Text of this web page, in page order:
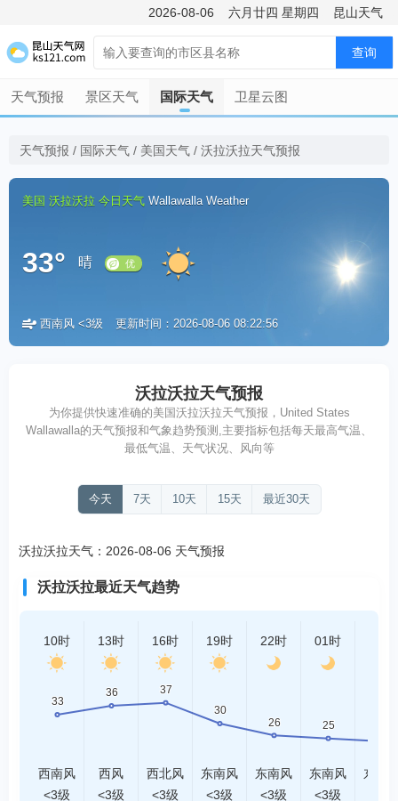
2026-08-06 六月廿四 星期四 昆山天气
查询
天气预报 景区天气 国际天气 卫星云图
天气预报 / 国际天气 / 美国天气 / 沃拉沃拉天气预报
美国 沃拉沃拉 今日天气 Wallawalla Weather
33° 晴
优
西南风 <3级 更新时间：2026-08-06 08:22:56
沃拉沃拉天气预报
为你提供快速准确的美国沃拉沃拉天气预报，United States
Wallawalla的天气预报和气象趋势预测,主要指标包括每天最高气温、
最低气温、天气状况、风向等
今天 7天 10天 15天 最近30天
沃拉沃拉天气：2026-08-06 天气预报
沃拉沃拉最近天气趋势
10时
西南风
<3级
13时
西风
<3级
16时
西北风
<3级
19时
东南风
<3级
22时
东南风
<3级
01时
东南风
<3级
东南